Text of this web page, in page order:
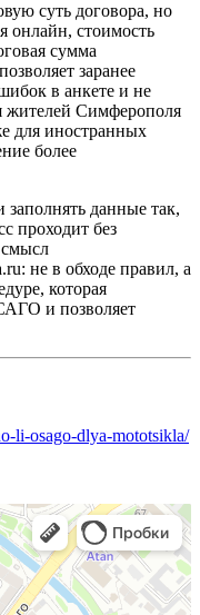
суть договора, но
онлайн, стоимость
сумма
заранее
в анкете и не
жителей Симферополя
для иностранных
более
заполнять данные так,
проходит без
смысл
не в обходе правил, а
которая
и позволяет
li-osago-dlya-mototsikla/